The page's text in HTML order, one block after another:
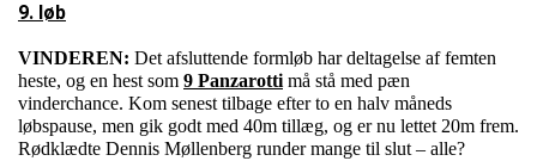
9. løb
VINDEREN: Det afsluttende formløb har deltagelse af femten
heste, og en hest som 9 Panzarotti må stå med pæn
vinderchance. Kom senest tilbage efter to en halv måneds
løbspause, men gik godt med 40m tillæg, og er nu lettet 20m frem.
Rødklædte Dennis Møllenberg runder mange til slut – alle?